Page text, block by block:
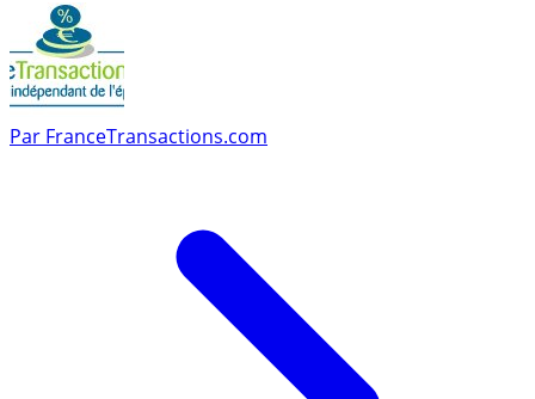
Par FranceTransactions.com